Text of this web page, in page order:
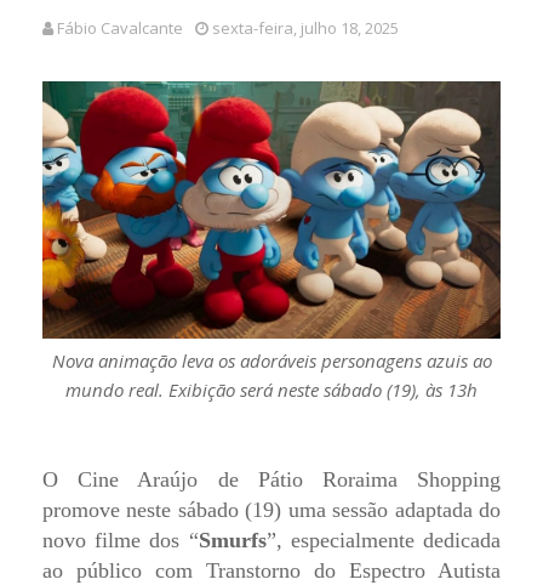
Fábio Cavalcante sexta-feira, julho 18, 2025
Nova animação leva os adoráveis personagens azuis ao
mundo real. Exibição será neste sábado (19), às 13h
O Cine Araújo de Pátio Roraima Shopping
promove neste sábado (19) uma sessão adaptada do
novo filme dos “Smurfs”, especialmente dedicada
ao público com Transtorno do Espectro Autista